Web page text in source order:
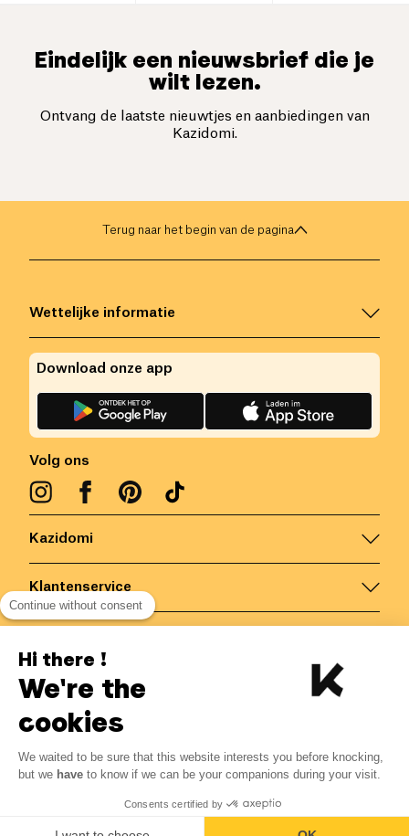
Eindelijk een nieuwsbrief die je
wilt lezen.
Ontvang de laatste nieuwtjes en aanbiedingen van
Kazidomi.
Terug naar het begin van de pagina
Kazidomi
Klantenservice
Wettelijke informatie
Volg ons
Download onze app
België/NL
Alle rechten voorbehouden
Continue without consent
Hi there !
We're the
cookies
We waited to be sure that this website interests you before knocking,
but we have to know if we can be your companions during your visit.
Consents certified by